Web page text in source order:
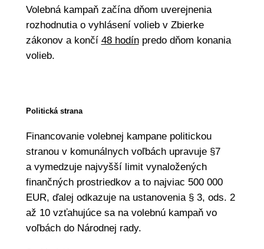
Volebná kampaň začína dňom uverejnenia
rozhodnutia o vyhlásení volieb v Zbierke
zákonov a končí 48 hodínpredo dňom konania
volieb.
Politická strana
Financovanie volebnej kampane politickou
stranou v komunálnych voľbách upravuje §7
a vymedzuje najvyšší limit vynaložených
finančných prostriedkov a to najviac 500 000
EUR, ďalej odkazuje na ustanovenia § 3, ods. 2
až 10 vzťahujúce sa na volebnú kampaň vo
voľbách do Národnej rady.